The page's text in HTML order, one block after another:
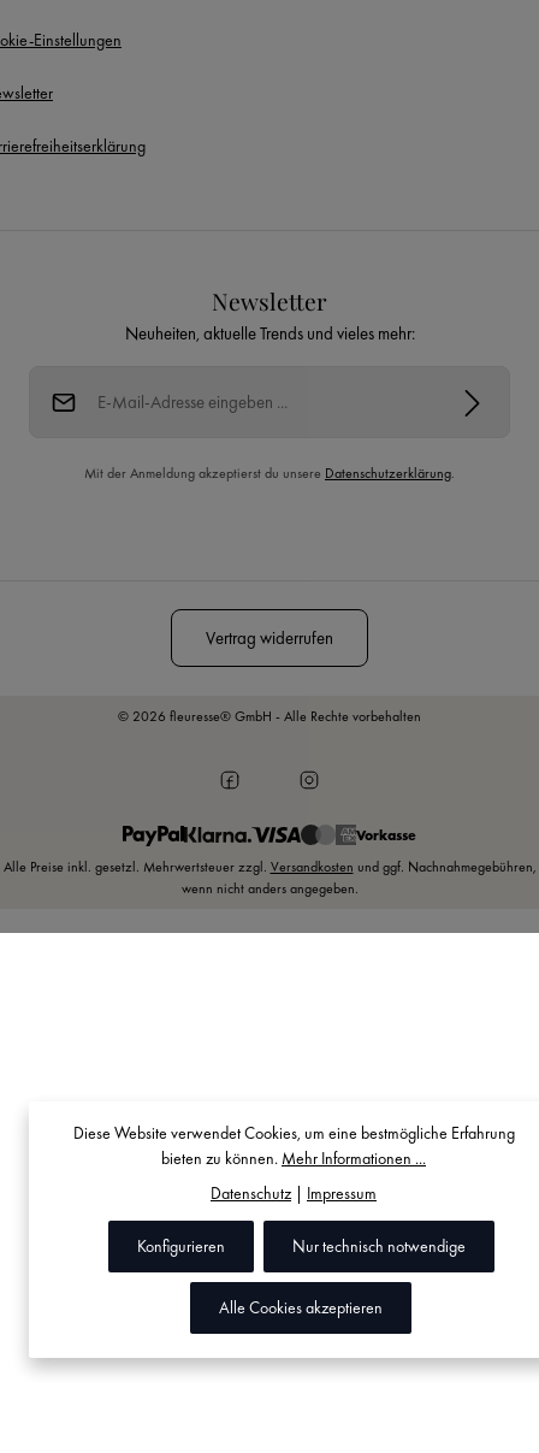
Einstellungen
Newsletter
Neuheiten, aktuelle Trends und vieles mehr:
Mit der Anmeldung akzeptierst du unsere Datenschutzerklärung.
Vertrag widerrufen
© 2026 fleuresse® GmbH - Alle Rechte vorbehalten
Vorkasse
Alle Preise inkl. gesetzl. Mehrwertsteuer zzgl. Versandkosten und ggf. Nachnahmegebühren,
wenn nicht anders angegeben.
Diese Website verwendet Cookies, um eine bestmögliche Erfahrung
bieten zu können. Mehr Informationen ...
Datenschutz| Impressum
Nur technisch notwendige
Konfigurieren
Alle Cookies akzeptieren